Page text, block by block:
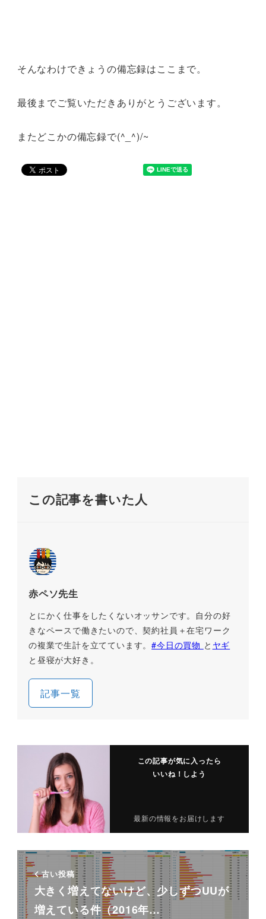
そんなわけできょうの備忘録はここまで。
最後までご覧いただきありがとうございます。
またどこかの備忘録で(^_^)/~
この記事を書いた人
赤ペソ先生
とにかく仕事をしたくないオッサンです。自分の好
きなペースで働きたいので、契約社員＋在宅ワーク
の複業で生計を立てています。#今日の買物 と ヤギ
と昼寝が大好き。
記事一覧
この記事が気に入ったら
いいね！しよう
最新の情報をお届けします
古い投稿
大きく増えてないけど、少しずつUUが
増えている件（2016年…